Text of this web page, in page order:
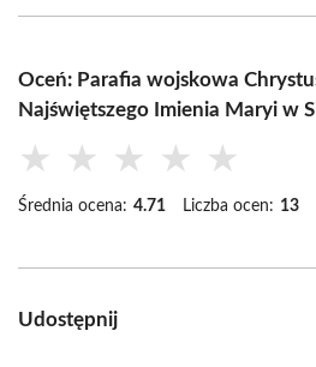
Oceń: Parafia wojskowa
Najświętszego Imienia Maryi w
★ ★ ★ ★ ★
Średnia ocena: 4.71 Liczba ocen: 13
Udostępnij